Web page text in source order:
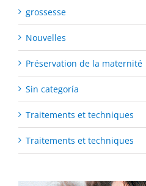
grossesse
Nouvelles
Préservation de la maternité
Sin categoría
Traitements et techniques
Traitements et techniques